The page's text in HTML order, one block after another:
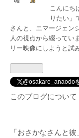
こんにち
りたい」
さんと、エマージェン
人の視点から綴ってい
リー映像にしようと試
@osakare_anaodo
このブログについて
「おさかなさんと